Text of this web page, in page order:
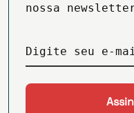
nossa
Digite seu e-